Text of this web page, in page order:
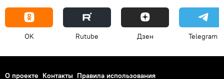
OK Rutube Дзен Telegram
О проекте Контакты Правила использования